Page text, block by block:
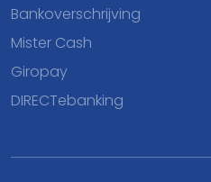
Bankoverschrijving
Mister Cash
Giropay
DIRECTebanking